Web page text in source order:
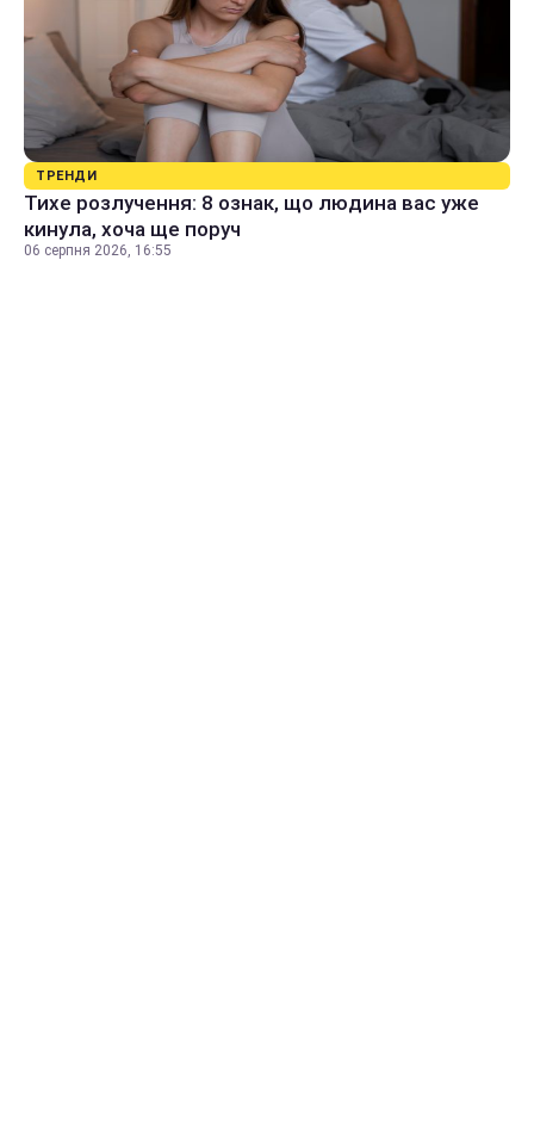
ТРЕНДИ
Тихе розлучення: 8 ознак, що людина вас уже
кинула, хоча ще поруч
06 серпня 2026, 16:55